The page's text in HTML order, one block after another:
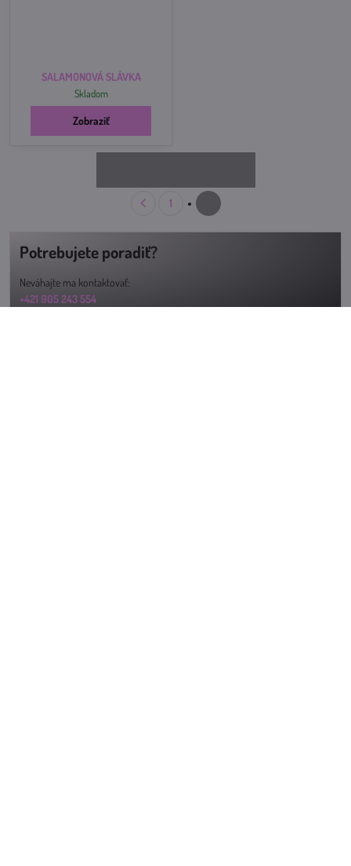
SALAMONOVÁ SLÁVKA
Skladom
Zobraziť
1
Potrebujete poradiť?
Neváhajte ma kontaktovať:
+421 905 243 554